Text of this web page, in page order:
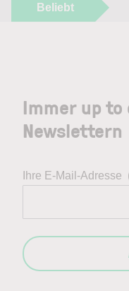
Beliebt
Immer up
Newslettern
Ihre E-Mail-Adresse